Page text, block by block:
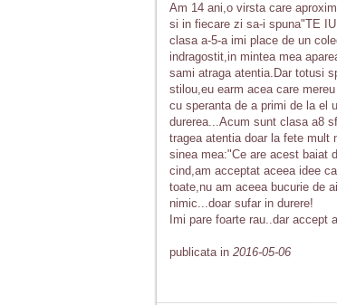
Am 14 ani,o virsta care
si in fiecare zi sa-i spuna"TE
clasa a-5-a imi place de un
indragostit,in mintea mea
sami atraga atentia.Dar totusi
stilou,eu earm acea care
cu speranta de a primi de la el
durerea...Acum sunt clasa a8
tragea atentia doar la fete mult
sinea mea:"Ce are acest baiat
cind,am acceptat aceea idee
toate,nu am aceea bucurie de
nimic...doar sufar in durere!
Imi pare foarte rau..dar accept
publicata in 2016-05-06